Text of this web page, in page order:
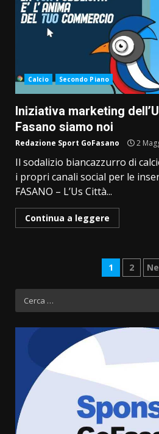
Calcio Secondo Piano
Iniziativa marketing
Fasano siamo noi
Redazione Sport GoFasano 2
Il sodalizio biancazzurro di
i propri canali social per le
FASANO – L’Us Città...
Continua a leggere
degli
1 2
Ricerca
per:
3
Fasanese
da fuoco
6 Agosto 2026